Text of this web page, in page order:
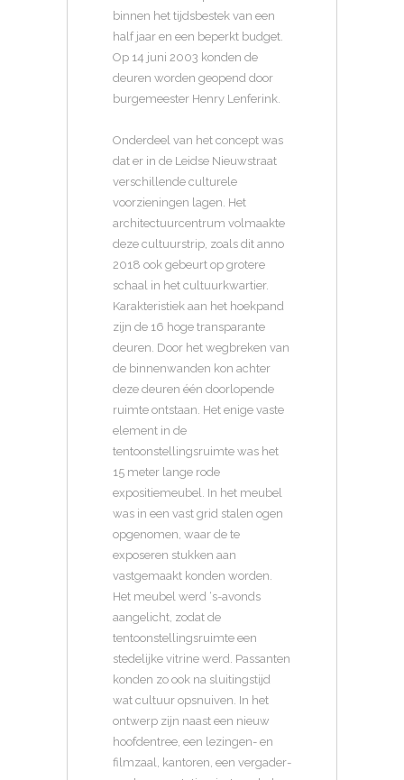
binnen het tijdsbestek van een
half jaar en een beperkt budget.
Op 14 juni 2003 konden de
deuren worden geopend door
burgemeester Henry Lenferink.
Onderdeel van het concept was
dat er in de Leidse Nieuwstraat
verschillende culturele
voorzieningen lagen. Het
architectuurcentrum volmaakte
deze cultuurstrip, zoals dit anno
2018 ook gebeurt op grotere
schaal in het cultuurkwartier.
Karakteristiek aan het hoekpand
zijn de 16 hoge transparante
deuren. Door het wegbreken van
de binnenwanden kon achter
deze deuren één doorlopende
ruimte ontstaan. Het enige vaste
element in de
tentoonstellingsruimte was het
15 meter lange rode
expositiemeubel. In het meubel
was in een vast grid stalen ogen
opgenomen, waar de te
exposeren stukken aan
vastgemaakt konden worden.
Het meubel werd ‘s-avonds
aangelicht, zodat de
tentoonstellingsruimte een
stedelijke vitrine werd. Passanten
konden zo ook na sluitingstijd
wat cultuur opsnuiven. In het
ontwerp zijn naast een nieuw
hoofdentree, een lezingen- en
filmzaal, kantoren, een vergader-